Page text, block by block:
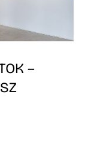
–